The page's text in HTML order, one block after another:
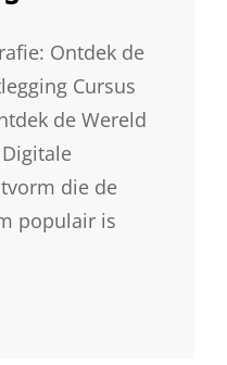
Ontdek de
Cursus
de Wereld
die de
populair is